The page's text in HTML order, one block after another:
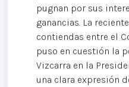
pugnan por sus
ganancias. La
contiendas entre el
puso en cuestión la
Vizcarra en la
una clara expresión